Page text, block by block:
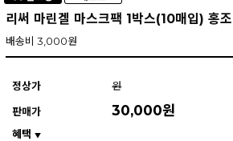
리써 마린겔 마스크팩 1박스(10매입) 홍
배송비 3,000원
정상가
원
판매가
30,000원
혜택 ▼